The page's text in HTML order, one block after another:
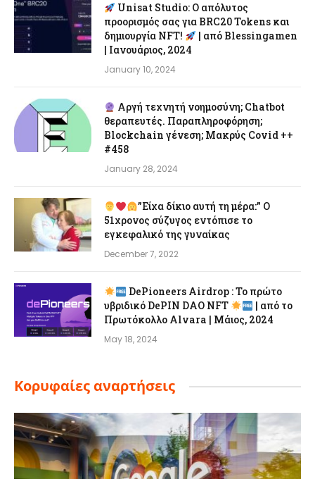
Unisat Studio: Ο απόλυτος
προορισμός σας για BRC20 Tokens και
δημιουργία NFT!
| από Blessingamen
| Ιανουάριος, 2024
January 10, 2024
Αργή τεχνητή νοημοσύνη; Chatbot
θεραπευτές. Παραπληροφόρηση;
Blockchain γένεση; Μακρύς Covid ++
#458
January 28, 2024
”Είχα δίκιο αυτή τη μέρα:” Ο
51χρονος σύζυγος εντόπισε το
εγκεφαλικό της γυναίκας
December 7, 2022
DePioneers Airdrop : Το πρώτο
υβριδικό DePIN DAO NFT
| από το
Πρωτόκολλο Alvara | Μάιος, 2024
May 18, 2024
Κορυφαίες αναρτήσεις